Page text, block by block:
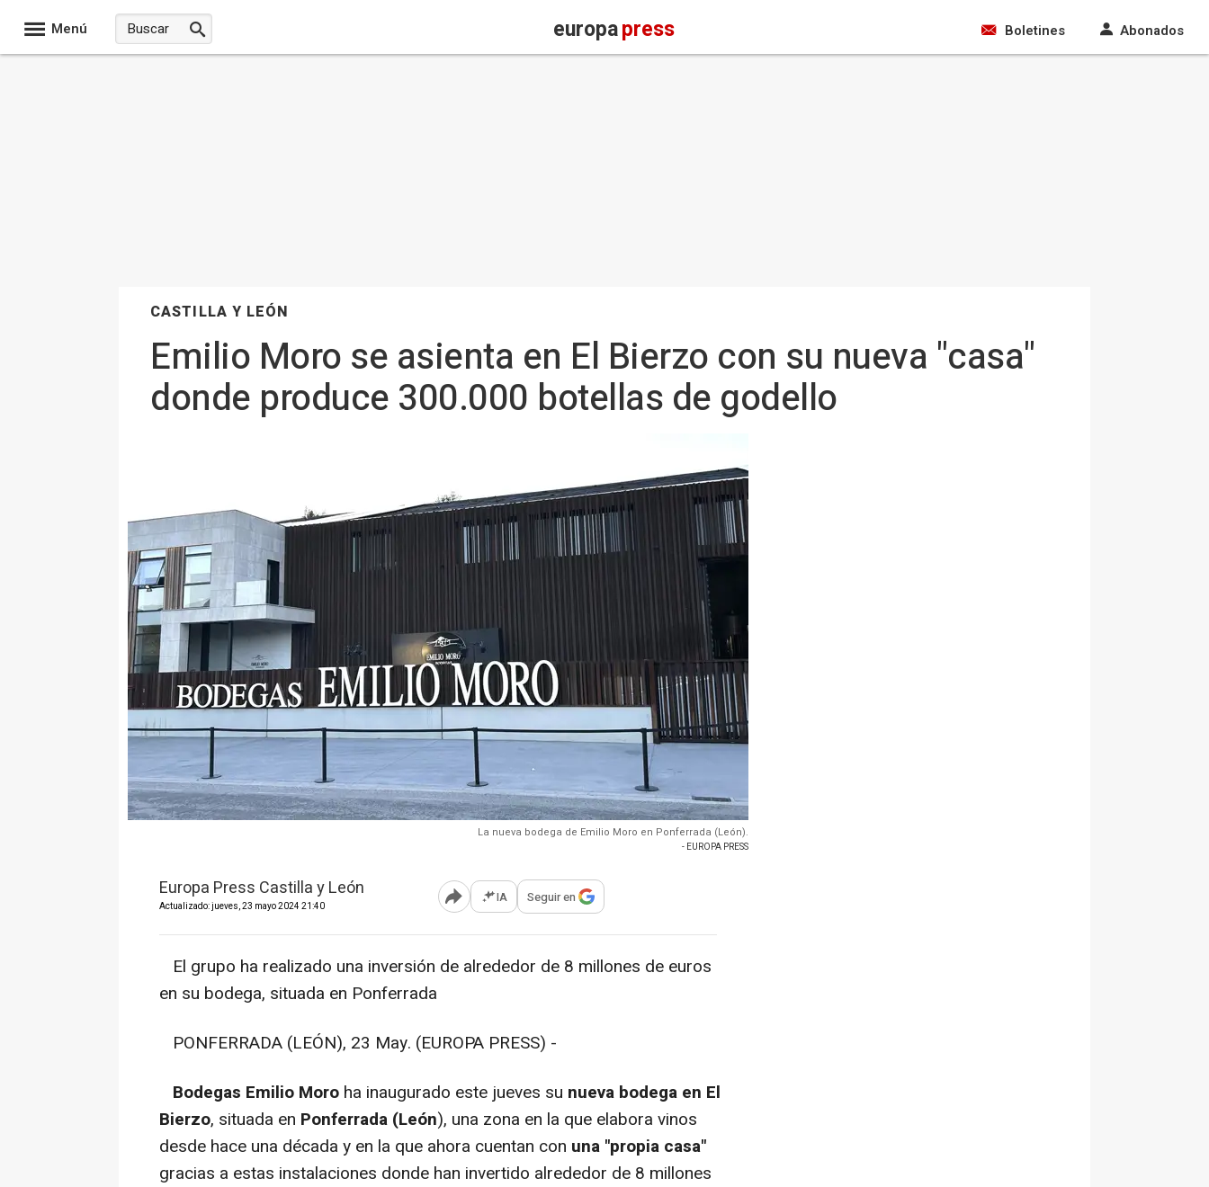
Menú europapress Boletines Abonados
CASTILLA Y LEÓN
Emilio Moro se asienta en El Bierzo con su nueva "casa"
donde produce 300.000 botellas de godello
La nueva bodega de Emilio Moro en Ponferrada (León).
- EUROPA PRESS
Europa Press Castilla y León
Actualizado: jueves, 23 mayo 2024 21:40 Abrir opciones para compartir
IA Seguir en
El grupo ha realizado una inversión de alrededor de 8 millones de euros
en su bodega, situada en Ponferrada
PONFERRADA (LEÓN), 23 May. (EUROPA PRESS) -
Bodegas Emilio Moro ha inaugurado este jueves su nueva bodega en El
Bierzo, situada en Ponferrada (León), una zona en la que elabora vinos
desde hace una década y en la que ahora cuentan con una "propia casa"
gracias a estas instalaciones donde han invertido alrededor de 8 millones